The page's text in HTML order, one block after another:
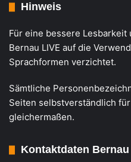
Hinweis
Für eine bessere
Bernau LIVE auf die
Sprachformen verzichtet.
Sämtliche
Seiten selbstverständlich
gleichermaßen.
Kontaktdaten Bernau